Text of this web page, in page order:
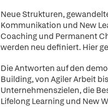
Neue Strukturen,
Kommunikation und New
Coaching und Permanent
werden neu definiert. Hier
Die Antworten auf den
Building, von Agiler Arbeit
Unternehmenszielen, die
Lifelong Learning und New